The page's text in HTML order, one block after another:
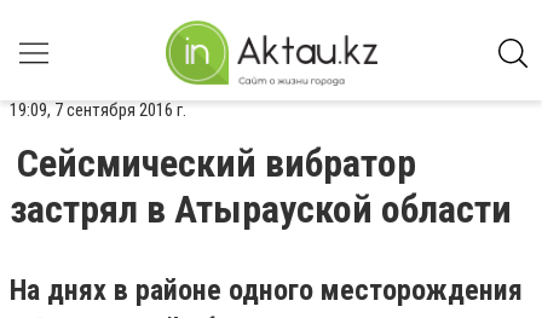
19:09, 7 сентября 2016 г.
Сейсмический вибратор
застрял в Атырауской области
На днях в районе одного месторождения